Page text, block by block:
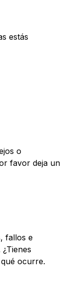
estás
o
favor deja un
fallos e
ocurre.